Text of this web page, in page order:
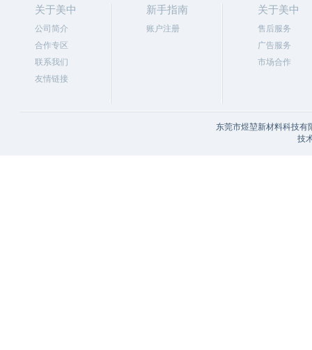
关于美中
公司简介
合作专区
联系我们
友情链接
新手指南
账户注册
关于美中
售后服务
广告服务
市场合作
东莞市煜堃新材料科技
技